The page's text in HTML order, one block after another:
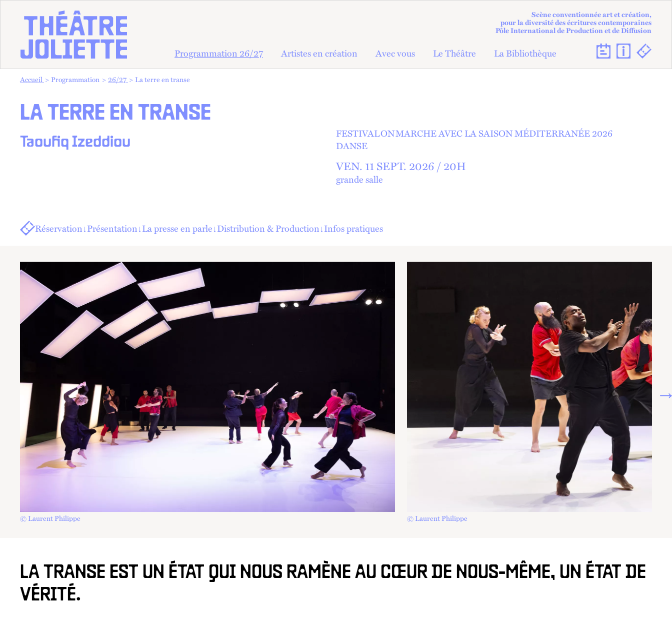
Scène conventionnée art et création,
pour la diversité des écritures contemporaines
Pôle International de Production et de Diffusion
Programmation 26/27 Artistes en création Avec vous Le Théâtre La Bibliothèque
Vous êtes dans :
Accueil Programmation 26/27 La terre en transe
LA TERRE EN TRANSE
Taoufiq Izeddiou
FESTIVAL ON MARCHEAVEC LA SAISON MÉDITERRANÉE 2026
DANSE
VEN. 11SEPT. 2026 /20H
grande salle
Réservation↓Présentation↓La presse en parle↓Distribution & Production↓Infos pratiques
© Laurent Philippe © Laurent Philippe
LA TRANSE EST UN ÉTAT QUI NOUS RAMÈNE AU CŒUR DE NOUS-MÊME, UN ÉTAT DE
VÉRITÉ.